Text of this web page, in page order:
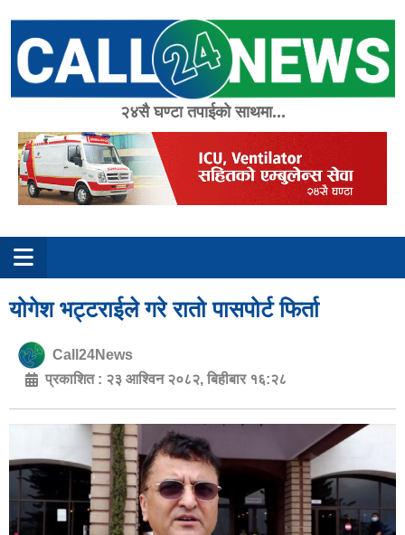
content
२४सै घण्टा तपाईको साथमा...
योगेश भट्टराईले गरे रातो पासपोर्ट फिर्ता
Call24News
प्रकाशित : २३ आश्विन २०८२, बिहीबार १६:२८